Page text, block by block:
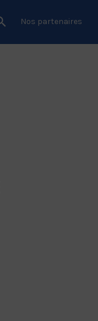
Nos partenaires